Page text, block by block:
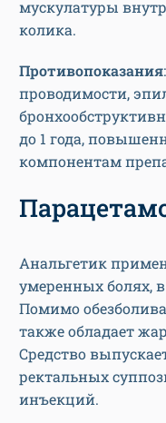
мускулатуры
колика.
Противопоказания
проводимости,
до 1 года,
компонентам
Анальгетик
умеренных болях,
Помимо
также обладает
Средство
ректальных
инъекций.